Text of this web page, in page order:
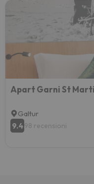
Galtur
9.498 recensioni